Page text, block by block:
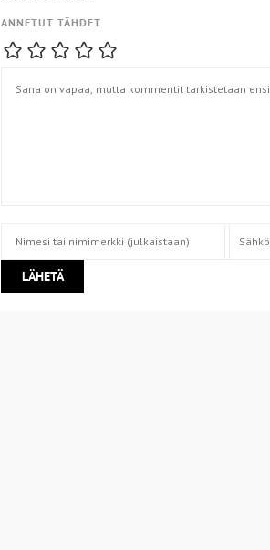
ANNETUT TÄHDET